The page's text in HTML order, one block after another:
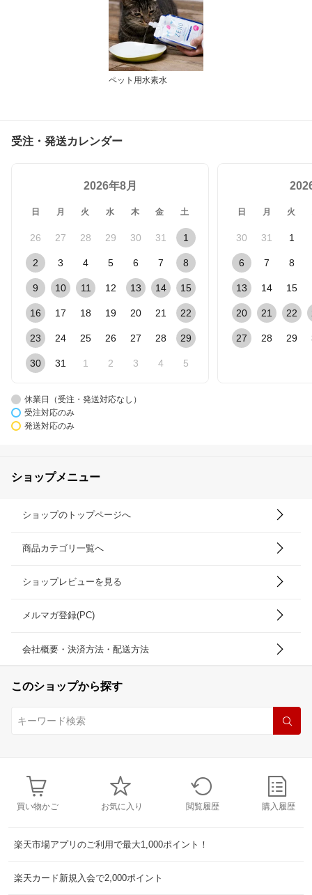
ペット用水素水
受注・発送カレンダー
2026年8月
日 月 火 水 木 金 土
26 27 28 29 30 31 1
2 3 4 5 6 7 8
9 10 11 12 13 14 15
16 17 18 19 20 21 22
23 24 25 26 27 28 29
30 31 1 2 3 4 5
日 月 火
30 31 1
6 7 8
13 14 15
20 21 22
27 28 29
休業日（受注・発送対応なし）
受注対応のみ
発送対応のみ
ショップメニュー
ショップのトップページへ
商品カテゴリ一覧へ
ショップレビューを見る
メルマガ登録(PC)
会社概要・決済方法・配送方法
このショップから探す
買い物かご お気に入り 閲覧履歴 購入履歴
楽天市場アプリのご利用で最大1,000ポイント！
楽天カード新規入会で2,000ポイント